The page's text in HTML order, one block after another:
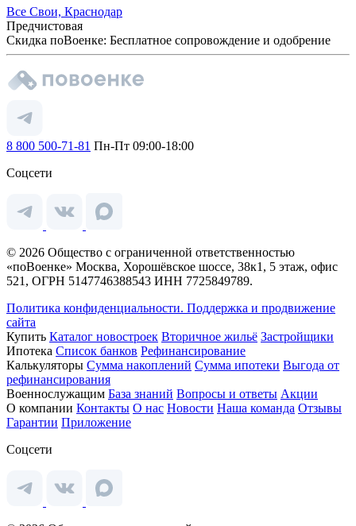
Все Свои, Краснодар
Предчистовая
Скидка поВоенке: Бесплатное сопровождение и одобрение
8 800 500-71-81 Пн-Пт 09:00-18:00
Соцсети
© 2026 Общество с ограниченной ответственностью
«поВоенке» Москва, Хорошёвское шоссе, 38к1, 5 этаж, офис
521, ОГРН 5147746388543 ИНН 7725849789.
Политика конфиденциальности. Поддержка и продвижение
сайта
Купить Каталог новостроек Вторичное жильё Застройщики
Ипотека Список банков Рефинансирование
Калькуляторы Сумма накоплений Сумма ипотеки Выгода от
рефинансирования
Военнослужащим База знаний Вопросы и ответы Акции
О компании Контакты О нас Новости Наша команда Отзывы
Гарантии Приложение
Соцсети